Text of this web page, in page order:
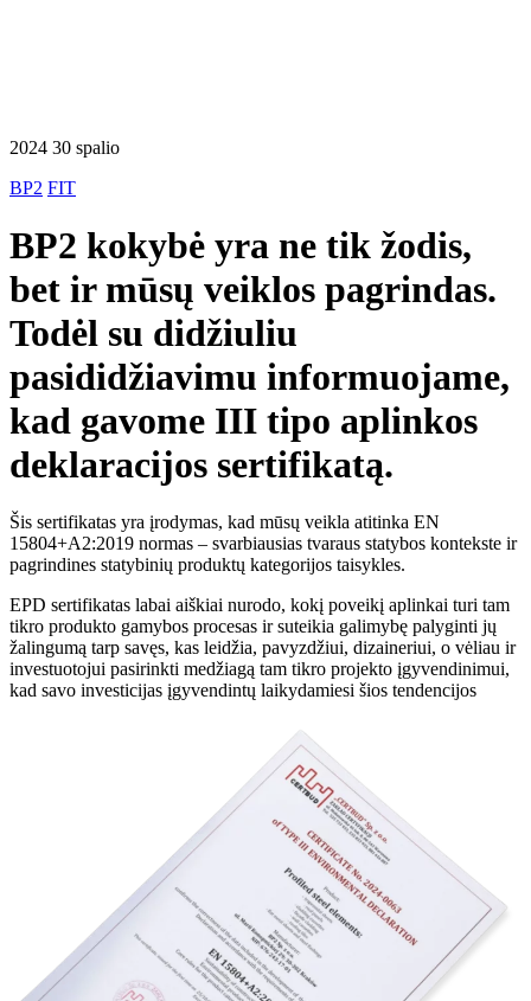
2024 30 spalio
BP2 FIT
BP2 kokybė yra ne tik žodis,
bet ir mūsų veiklos pagrindas.
Todėl su didžiuliu
pasididžiavimu informuojame,
kad gavome III tipo aplinkos
deklaracijos sertifikatą.
Šis sertifikatas yra įrodymas, kad mūsų veikla atitinka EN
15804+A2:2019 normas – svarbiausias tvaraus statybos kontekste ir
pagrindines statybinių produktų kategorijos taisykles.
EPD sertifikatas labai aiškiai nurodo, kokį poveikį aplinkai turi tam
tikro produkto gamybos procesas ir suteikia galimybę palyginti jų
žalingumą tarp savęs, kas leidžia, pavyzdžiui, dizaineriui, o vėliau ir
investuotojui pasirinkti medžiagą tam tikro projekto įgyvendinimui,
kad savo investicijas įgyvendintų laikydamiesi šios tendencijos